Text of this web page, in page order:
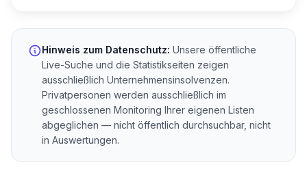
Hinweis zum Datenschutz: Unsere öffentliche
Live-Suche und die Statistikseiten zeigen
ausschließlich Unternehmensinsolvenzen.
Privatpersonen werden ausschließlich im
geschlossenen Monitoring Ihrer eigenen Listen
abgeglichen — nicht öffentlich durchsuchbar, nicht
in Auswertungen.